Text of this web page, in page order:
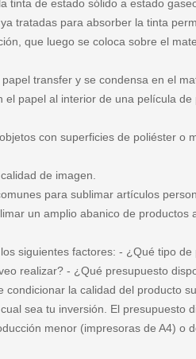
tinta de estado sólido a estado
tratadas para absorber la tinta
que luego se coloca sobre el
transfer y se condensa en el
papel al interior de una película
con superficies de poliéster o
de imagen.
para sublimar artículos
un amplio abanico de productos
siguientes factores: - ¿Qué tipo
realizar? - ¿Qué presupuesto
la calidad del producto
sea tu inversión. El presupuesto
menor (impresoras de A4) o